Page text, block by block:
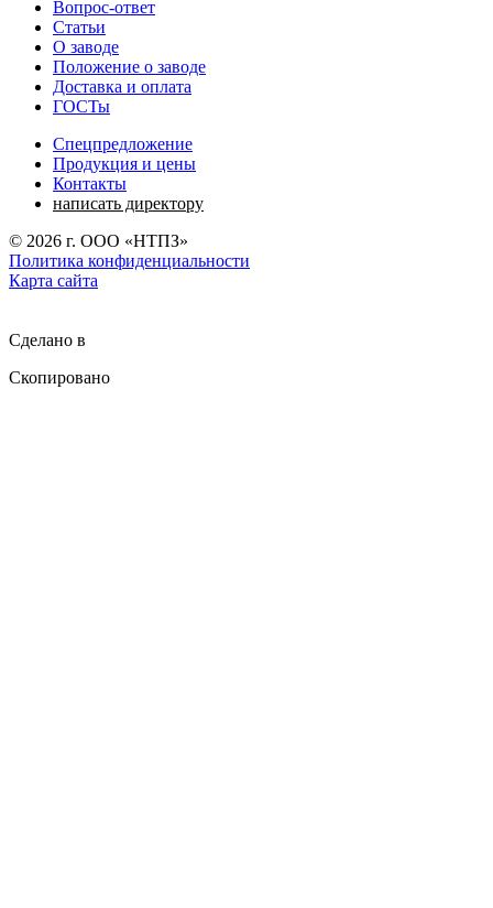
Вопрос-ответ
Статьи
О заводе
Положение о заводе
Доставка и оплата
ГОСТы
Спецпредложение
Продукция и цены
Контакты
написать директору
© 2026 г. ООО «НТПЗ»
Политика конфиденциальности
Карта сайта
Сделано в
Скопировано